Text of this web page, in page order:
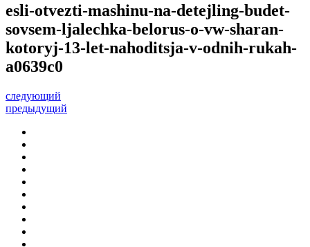
esli-otvezti-mashinu-na-detejling-budet-
sovsem-ljalechka-belorus-o-vw-sharan-
kotoryj-13-let-nahoditsja-v-odnih-rukah-
a0639c0
следующий
предыдущий